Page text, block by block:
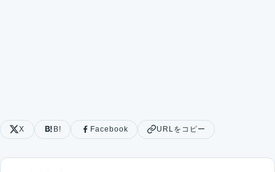
X B! Facebook URLをコピー